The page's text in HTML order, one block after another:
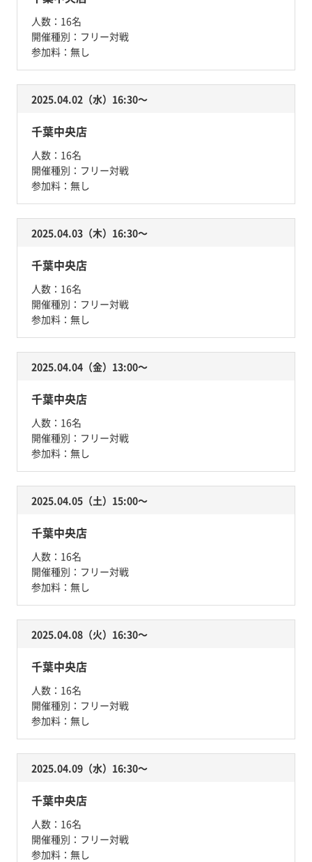
人数： 16名
開催種別： フリー対戦
参加料： 無し
2025.04.02（水）16:30〜
千葉中央店
人数： 16名
開催種別： フリー対戦
参加料： 無し
2025.04.03（木）16:30〜
千葉中央店
人数： 16名
開催種別： フリー対戦
参加料： 無し
2025.04.04（金）13:00〜
千葉中央店
人数： 16名
開催種別： フリー対戦
参加料： 無し
2025.04.05（土）15:00〜
千葉中央店
人数： 16名
開催種別： フリー対戦
参加料： 無し
2025.04.08（火）16:30〜
千葉中央店
人数： 16名
開催種別： フリー対戦
参加料： 無し
2025.04.09（水）16:30〜
千葉中央店
人数： 16名
開催種別： フリー対戦
参加料： 無し